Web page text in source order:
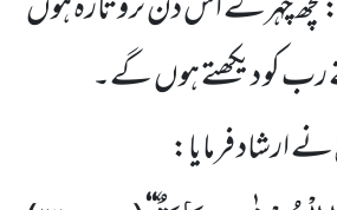
کو دیکھتے ہوں گے۔
نے ارشاد فرمایا: